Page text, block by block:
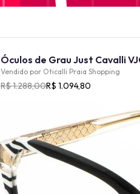
Vendido por Oticalli Praia Shopping
R$ 1.288,00R$ 1.094,80